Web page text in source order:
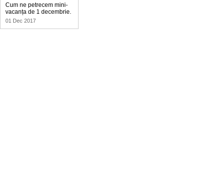
Cum ne petrecem mini-
vacanța de 1 decembrie.
01 Dec 2017